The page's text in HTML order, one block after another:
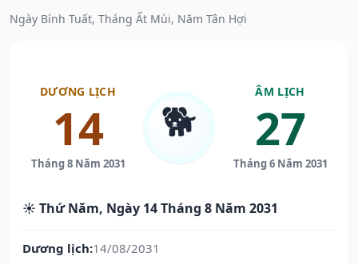
Ngày Bính Tuất, Tháng Ất Mùi, Năm Tân Hợi
DƯƠNG LỊCH
14
Tháng 8 Năm 2031
🐕
ÂM LỊCH
27
Tháng 6 Năm 2031
☀️ Thứ Năm, Ngày 14 Tháng 8 Năm 2031
Dương lịch:14/08/2031